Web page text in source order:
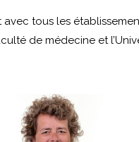
tous les
de médecine et